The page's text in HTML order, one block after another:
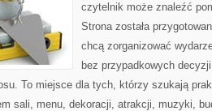
czytelnik może znaleźć
Strona została
chcą zorganizować
bez przypadkowych
To miejsce dla tych, którzy szukają
sali, menu, dekoracji, atrakcji, muzyki,